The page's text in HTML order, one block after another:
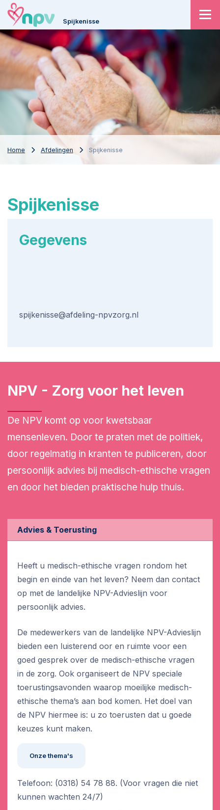
Spijkenisse
Home Afdelingen Spijkenisse
Spijkenisse
Gegevens
spijkenisse@afdeling-npvzorg.nl
NPV - Zorg voor het leven
De NPV komt op voor kwetsbaar
mensenleven. Door te praten met de politiek,
door regelmatig in kranten te publiceren, door
persoonlijk advies bij medisch-ethische vragen
en door het bieden praktische hulp thuis.
Advies & Toerusting
Heeft u medisch-ethische vragen rondom het
begin en einde van het leven? Neem dan contact
op met de landelijke NPV-Advieslijn voor
persoonlijk advies.
De medewerkers van de landelijke NPV-Advieslijn
bieden een luisterend oor en ruimte voor een
goed gesprek over de medisch-ethische vragen
in de zorg. Ook organiseert de NPV speciale
toerustingsavonden waarop moeilijke medisch-
ethische thema’s aan bod komen. Het doel van
de NPV hiermee is: u zo toerusten dat u goede
keuzes kunt maken.
Onze thema's
Telefoon: (0318) 54 78 88. (Voor vragen die niet
kunnen wachten 24/7)